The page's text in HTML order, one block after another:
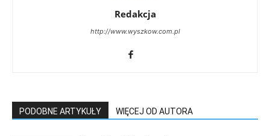
Redakcja
http://www.wyszkow.com.pl
PODOBNE ARTYKUŁY WIĘCEJ OD AUTORA